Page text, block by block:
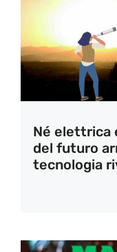
Né elettrica
del futuro
tecnologia